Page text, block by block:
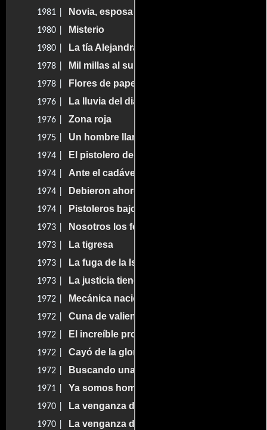
1981 | Novia, esposa y amante
1980 | Misterio
1980 | La tía Alejandra
1978 | Mil millas al sur
1978 | Flores de papel
1976 | La lluvia del diablo
1976 | Zona roja
1975 | Un hombre llamado Viernes
1974 | El pistolero del diablo
1974 | Ante el cadáver de un líder
1974 | Debieron ahorcarlos antes
1974 | Pistoleros bajo el sol
1973 | Nosotros los feos
1973 | La tigresa
1973 | La fuga de la Isla del Diablo
1973 | La justicia tiene doce años
1972 | Mecánica nacional
1972 | Cuna de valientes
1972 | El increíble profesor Zovek
1972 | Cayó de la gloria el diablo
1972 | Buscando una sonrisa
1971 | Ya somos hombres
1970 | La venganza de las mujeres vampiro
1970 | La venganza de las mujeres vampiro